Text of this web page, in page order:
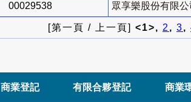
00029538 眾享樂股份有限公
[第一頁 / 上一頁] <1>, 2, 3,
商業登記 有限合夥登記 商業